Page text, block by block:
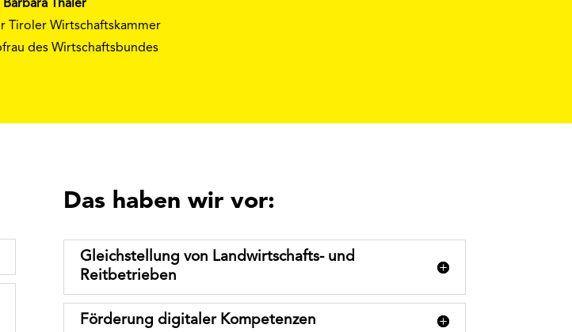
Barbara Thaler
Tiroler Wirtschaftskammer
des Wirtschaftsbundes
Das haben wir vor:
Gleichstellung von Landwirtschafts- und
Reitbetrieben
Förderung digitaler Kompetenzen